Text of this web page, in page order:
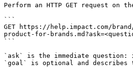
Perform an HTTP GET request
```
GET https://help.impact.com/
product-for-
```
`ask` is the immediate
`goal` is optional and describes